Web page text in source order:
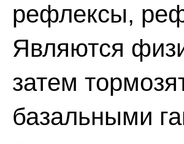
рефлексы,
Являются
затем
базальными